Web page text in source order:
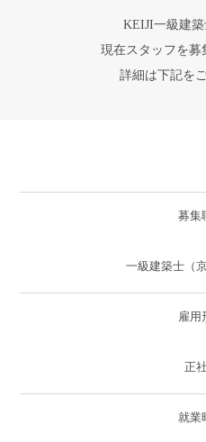
KEIJI一級建
現在スタッフを募
詳細は下記を
募集
一級建築士（
雇用
正
就業